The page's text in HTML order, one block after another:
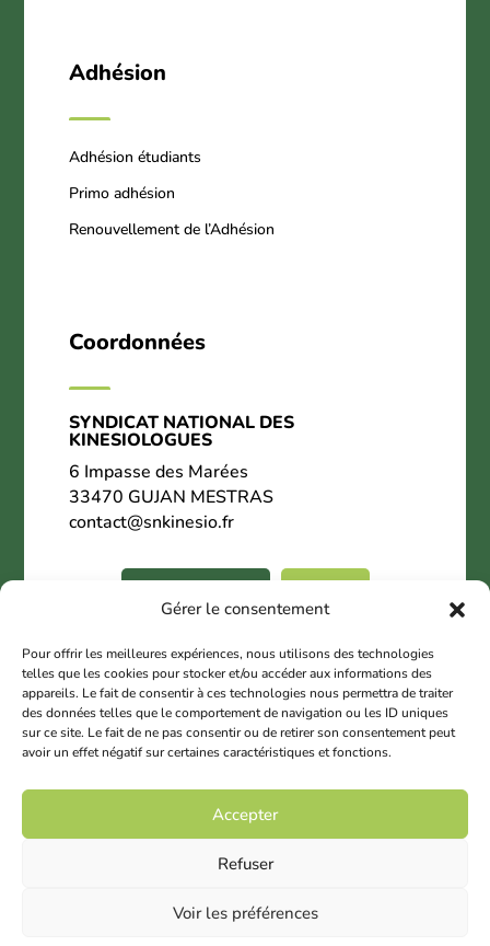
Gérer le consentement
Pour offrir les meilleures expériences, nous utilisons des technologies
telles que les cookies pour stocker et/ou accéder aux informations des
appareils. Le fait de consentir à ces technologies nous permettra de traiter
des données telles que le comportement de navigation ou les ID uniques
sur ce site. Le fait de ne pas consentir ou de retirer son consentement peut
avoir un effet négatif sur certaines caractéristiques et fonctions.
Accepter
Refuser
Voir les préférences
Adhésion
Adhésion étudiants
Primo adhésion
Renouvellement de l’Adhésion
Coordonnées
SYNDICAT NATIONAL DES
KINESIOLOGUES
6 Impasse des Marées
33470 GUJAN MESTRAS
contact@snkinesio.fr
06.02.27.28.18 Contact
© 2025 Copyright SNK
Mentions légales
Contact SNK